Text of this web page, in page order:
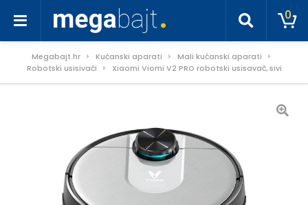
0
Megabajt.hr Kućanski aparati
Mali kućanski aparati
Robotski usisivači
Xiaomi Viomi V2 PRO robotski usisavač, sivi